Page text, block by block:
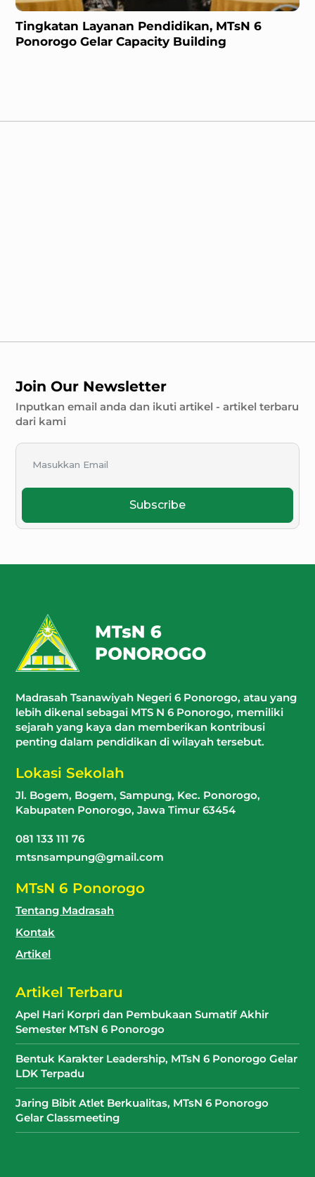
Tingkatan Layanan Pendidikan, MTsN 6
Ponorogo Gelar Capacity Building
Join Our Newsletter
Inputkan email anda dan ikuti artikel - artikel terbaru
dari kami
Subscribe
Madrasah Tsanawiyah Negeri 6 Ponorogo, atau yang
lebih dikenal sebagai MTS N 6 Ponorogo, memiliki
sejarah yang kaya dan memberikan kontribusi
penting dalam pendidikan di wilayah tersebut.
Lokasi Sekolah
Jl. Bogem, Bogem, Sampung, Kec. Ponorogo,
Kabupaten Ponorogo, Jawa Timur 63454
081 133 111 76
mtsnsampung@gmail.com
MTsN 6 Ponorogo
Tentang Madrasah
Kontak
Artikel
Artikel Terbaru
Apel Hari Korpri dan Pembukaan Sumatif Akhir
Semester MTsN 6 Ponorogo
Bentuk Karakter Leadership, MTsN 6 Ponorogo Gelar
LDK Terpadu
Jaring Bibit Atlet Berkualitas, MTsN 6 Ponorogo
Gelar Classmeeting